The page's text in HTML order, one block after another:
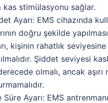
kas stimülasyonu sağlar.
Ayarı: EMS cihazında
doğru şekilde
kişinin rahatlık
Şiddet seviyesi
olmalı, ancak aşırı
Süre Ayarı: EMS